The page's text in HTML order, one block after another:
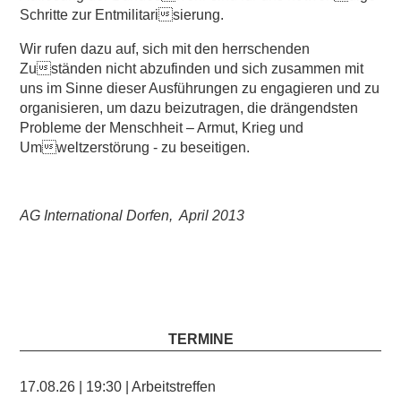
Schritte zur Entmilitarisierung.
Wir rufen dazu auf, sich mit den herrschenden
Zuständen nicht abzufinden und sich zusammen mit
uns im Sinne dieser Ausführungen zu engagieren und zu
organisieren, um dazu beizutragen, die drängendsten
Probleme der Menschheit – Armut, Krieg und
Umweltzerstörung - zu beseitigen.
AG International Dorfen, April 2013
TERMINE
17.08.26 | 19:30
| Arbeitstreffen